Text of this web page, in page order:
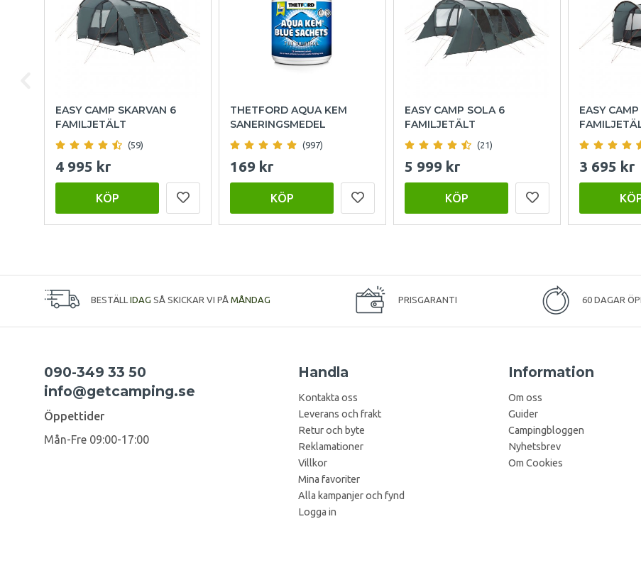
EASY CAMP SKARVAN 6
FAMILJETÄLT
(59)
4 995 kr
KÖP
THETFORD AQUA KEM
SANERINGSMEDEL
(997)
169 kr
KÖP
EASY CAMP SOLA 6
FAMILJETÄLT
(21)
5 999 kr
KÖP
EASY
3 695 kr
BESTÄLL IDAG SÅ SKICKAR VI PÅ MÅNDAG PRISGARANTI 60 DAGAR
090-349 33 50
info@getcamping.se
Öppettider
Mån-Fre 09:00-17:00
Handla
Kontakta oss
Leverans och frakt
Retur och byte
Reklamationer
Villkor
Mina favoriter
Alla kampanjer och fynd
Logga in
Information
Om oss
Guider
Campingbloggen
Nyhetsbrev
Om Cookies